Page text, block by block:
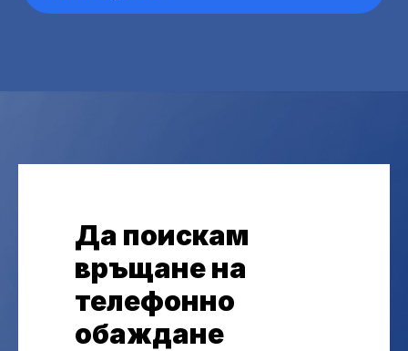
Да поискам
връщане на
телефонно
обаждане